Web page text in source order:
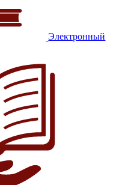
Электронный